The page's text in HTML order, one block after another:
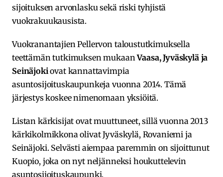
sijoituksen arvonlasku sekä riski tyhjistä
vuokrakuukausista.
Vuokranantajien Pellervon taloustutkimuksella
teettämän tutkimuksen mukaanVaasa, Jyväskylä ja
Seinäjokiovat kannattavimpia
asuntosijoituskaupunkeja vuonna 2014. Tämä
järjestys koskee nimenomaan yksiöitä.
Listan kärkisijat ovat muuttuneet, sillä vuonna 2013
kärkikolmikkona olivat Jyväskylä, Rovaniemi ja
Seinäjoki. Selvästi aiempaa paremmin on sijoittunut
Kuopio, joka on nyt neljänneksi houkuttelevin
asuntosijoituskaupunki.